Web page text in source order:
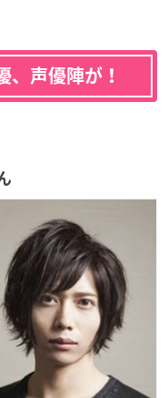
、声優陣が！